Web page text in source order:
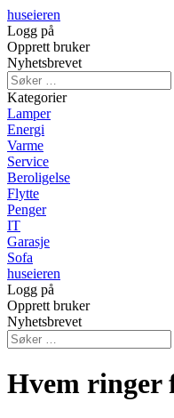
huseieren
Logg på
Opprett bruker
Nyhetsbrevet
Kategorier
Lamper
Energi
Varme
Service
Beroligelse
Flytte
Penger
IT
Garasje
Sofa
huseieren
Logg på
Opprett bruker
Nyhetsbrevet
Hvem ringer